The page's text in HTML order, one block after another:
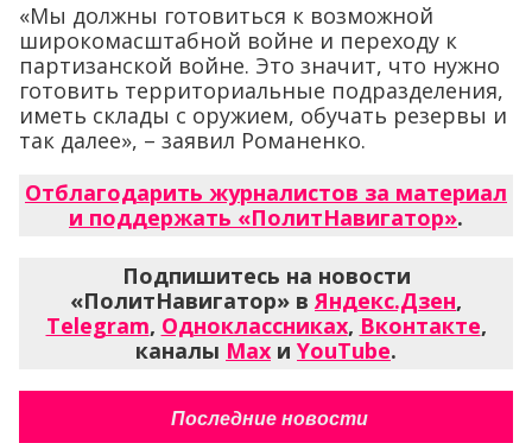
«Мы должны готовиться к возможной
широкомасштабной войне и переходу к
партизанской войне. Это значит, что нужно
готовить территориальные подразделения,
иметь склады с оружием, обучать резервы и
так далее», – заявил Романенко.
Отблагодарить журналистов за материал
и поддержать «ПолитНавигатор».
Подпишитесь на новости
«ПолитНавигатор» вЯндекс.Дзен,
Telegram, Одноклассниках, Вконтакте,
каналы Max и YouTube.
Последние новости